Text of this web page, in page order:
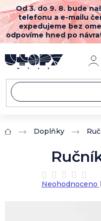
Přejít
na
obsah
Od 3. do 9. 8. bude
telefonu a e-mailu
expedujeme bez
odpovíme hned po
Domů Doplňky
Průměrné
hodnocení
Neohodnoceno